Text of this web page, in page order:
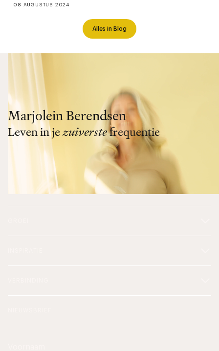
Alles in Blog
08 AUGUSTUS 2024
Marjolein Berendsen
Leven in jezuiverstefrequentie